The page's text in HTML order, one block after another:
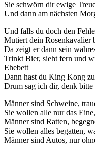
Sie schwörn dir ewige
Und dann am nächsten
Und falls du doch den
Mutiert dein Rosenkavalier
Da zeigt er dann sein
Trinkt Bier, sieht fern und
Ehebett
Dann hast du King Kong
Drum sag ich dir, denk bitte
Männer sind Schweine,
Sie wollen alle nur das
Männer sind Ratten,
Sie wollen alles begatten,
Männer sind Autos, nur